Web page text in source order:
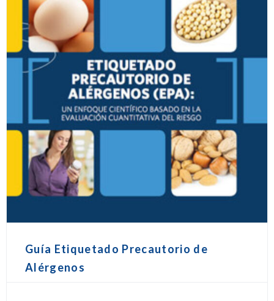
Guía Etiquetado Precautorio de
Alérgenos